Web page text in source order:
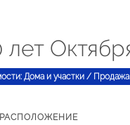
Дома и участки / Продажа
РАСПОЛОЖЕНИЕ